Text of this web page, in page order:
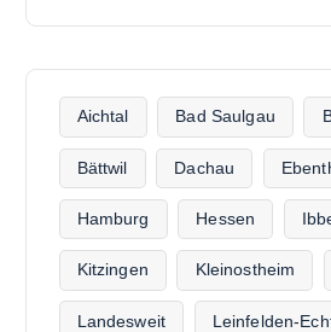
Aichtal Bad Saulgau
Bättwil Dachau
Hamburg Hessen
Kitzingen Kleinostheim
Landesweit Leinfelden-